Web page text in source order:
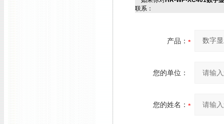
联系：
产品：
您的单位：
您的姓名：